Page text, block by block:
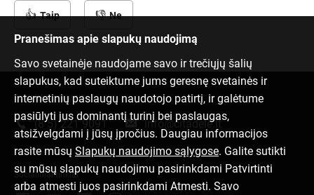
Taip Ne
Pranešimas apie slapukų naudojimą
Savo svetainėje naudojame savo ir trečiųjų šalių
slapukus, kad suteiktume jums geresnę svetainės ir
internetinių paslaugų naudotojo patirtį, ir galėtume
pasiūlyti jus dominantį turinį bei paslaugas,
atsižvelgdami į jūsų įpročius. Daugiau informacijos
rasite mūsų Slapukų naudojimo sąlygose. Galite sutikti
su mūsų slapukų naudojimu pasirinkdami Patvirtinti
arba atmesti juos pasirinkdami Atmesti. Savo
Susisiek su mumis
(8 5) 221 9091 info@citadele.lt
Socialiniai tinklai